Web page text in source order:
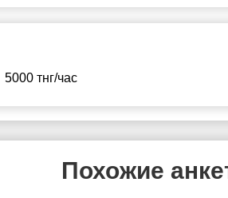
5000 тнг/час
Похожие